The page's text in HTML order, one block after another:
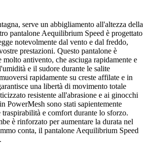
serve un abbigliamento all'altezza della
pantalone Aequilibrium Speed è progettato
notevolmente dal vento e dal freddo,
prestazioni. Questo pantalone è
antivento, che asciuga rapidamente e
e il sudore durante le salite
rapidamente su creste affilate e in
una libertà di movimento totale
resistente all'abrasione e ai ginocchi
PowerMesh sono stati sapientemente
e comfort durante lo sforzo.
è rinforzato per aumentare la durata nel
conta, il pantalone Aequilibrium Speed